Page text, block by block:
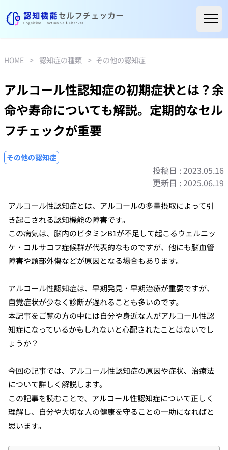
ホーム
ご利用者様の声
コラム
医療関係の方へ
自治体の方へ
HOME > 認知症の種類 > その他の認知症
アルコール性認知症の初期症状とは？余
命や寿命についても解説。定期的なセル
フチェックが重要
その他の認知症
投稿日 : 2023.05.16
更新日 : 2025.06.19
アルコール性認知症とは、アルコールの多量摂取によって引
き起こされる認知機能の障害です。
この病気は、脳内のビタミンB1が不足して起こるウェルニッ
ケ・コルサコフ症候群が代表的なものですが、他にも脳血管
障害や頭部外傷などが原因となる場合もあります。
アルコール性認知症は、早期発見・早期治療が重要ですが、
自覚症状が少なく診断が遅れることも多いのです。
本記事をご覧の方の中には自分や身近な人がアルコール性認
知症になっているかもしれないと心配されたことはないでし
ょうか？
今回の記事では、アルコール性認知症の原因や症状、治療法
について詳しく解説します。
この記事を読むことで、アルコール性認知症について正しく
理解し、自分や大切な人の健康を守ることの一助になればと
思います。